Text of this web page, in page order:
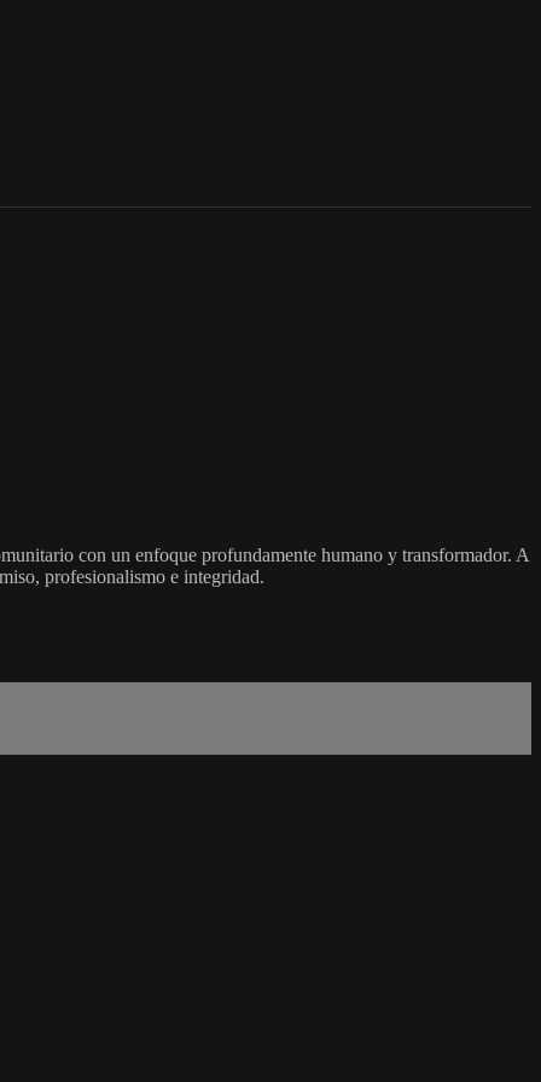
con un enfoque profundamente humano y transformador. A
profesionalismo e integridad.